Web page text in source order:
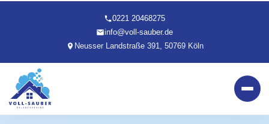
0221 20468275
info@voll-sauber.de
Neusser Landstraße 391, 50769 Köln